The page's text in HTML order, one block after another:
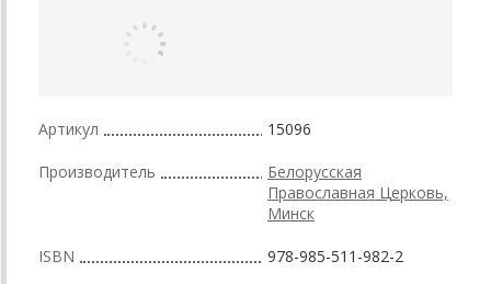
Артикул 15096
Производитель
Белорусская
Православная Церковь,
Минск
ISBN 978-985-511-982-2